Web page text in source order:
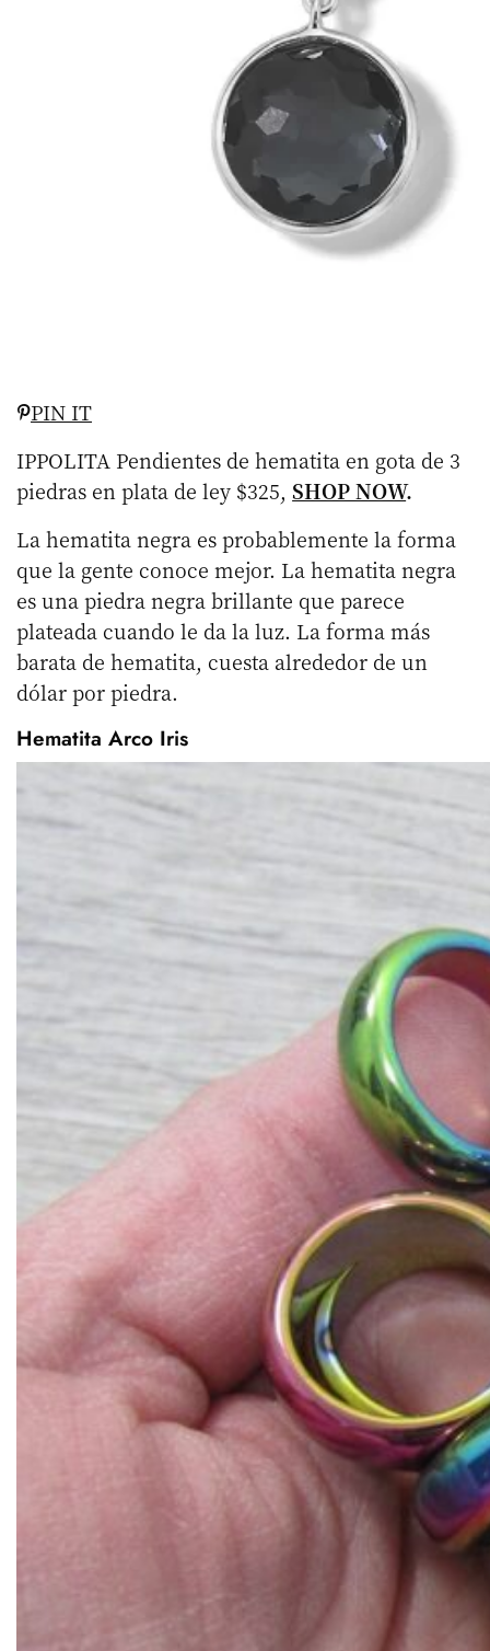
PIN IT
IPPOLITA Pendientes de hematita en gota de 3
piedras en plata de ley $325, SHOP NOW.
La hematita negra es probablemente la forma
que la gente conoce mejor. La hematita negra
es una piedra negra brillante que parece
plateada cuando le da la luz. La forma más
barata de hematita, cuesta alrededor de un
dólar por piedra.
Hematita Arco Iris